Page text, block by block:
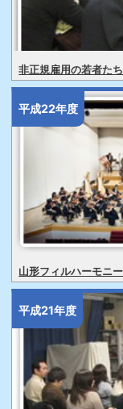
非正規雇用の若者た
平成22年度
山形フィルハーモニ
平成21年度